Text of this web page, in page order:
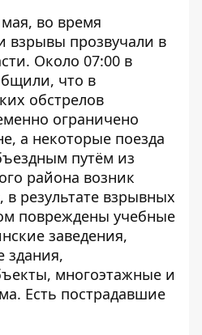
во время
взрывы прозвучали в
. Около 07:00 в
что в
обстрелов
ограничено
а некоторые поезда
путём из
района возник
результате взрывных
повреждены учебные
заведения,
здания,
многоэтажные и
Есть пострадавшие